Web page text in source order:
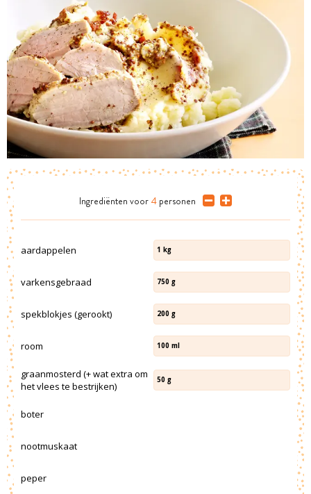
Ingrediënten voor 4 personen
aardappelen 1 kg
varkensgebraad 750 g
spekblokjes (gerookt) 200 g
room 100 ml
graanmosterd (+ wat extra om
het vlees te bestrijken)
50 g
boter
nootmuskaat
peper